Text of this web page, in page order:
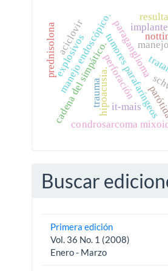
paraganglioma
tumores parafaríngeos
cadena del simpático.
manejo endoscópico.
condrosarcoma
perforación
trauma
explosivos
hipoacusia.
prednisolona aciclovir
it-mais
Buscar
Primera edición
Vol. 36 No. 1 (2008)
Enero - Marzo